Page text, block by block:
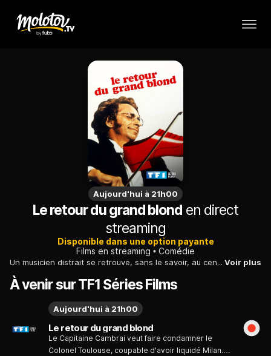
Aujourd'hui à 21h00
Le retour du grand blond en direct
streaming
Disponible dans une option payante
Films en streaming
Comédie
Un musicien distrait se retrouve, sans le savoir, au centre d'une guerre que se mènent les services secrets et se voit bientôt menacé de mort... Voir plus
À venir sur TF1 Séries Films
Le retour du grand blond
Le Capitaine Cambrai veut faire condamner le
Colonel Toulouse, coupable d'avoir liquidé Milan.
Aujourd'hui à 21h00